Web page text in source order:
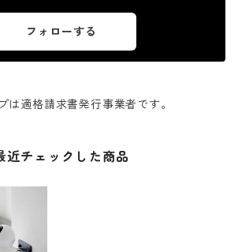
フォローする
は適格請求書発行事業者です。
近チェックした商品